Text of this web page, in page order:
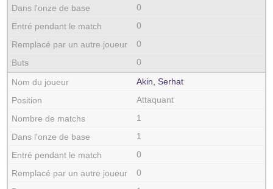
0
0
0
0
Akin, Serhat
Attaquant
1
1
0
0